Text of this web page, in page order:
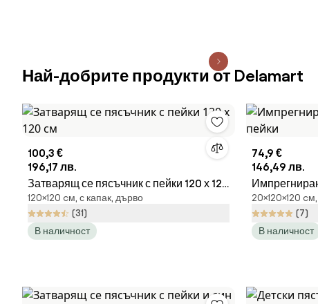
Най-добрите продукти от Delamart
100,3 €
196,17 лв.
Затварящ се пясъчник с пейки 120 х 120
см
120×120 cм, с капак, дърво
(31)
В наличност
74,9 €
146,49 лв.
20×120×120
(7)
В наличност